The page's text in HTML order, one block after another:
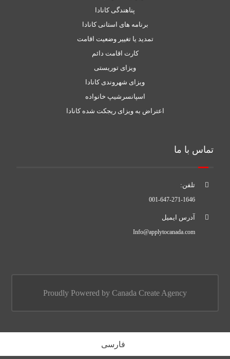
پناهندگی کانادا
برنامه های استانی کانادا
تمدید یا تغییر وضعیت اقامت
کارت اقامت دائم
ویزای توریستی
ویزای شهروندی کانادا
اسپانسرشیپ خانواده
اعتراض به ویزای ریجکت شده کانادا
تماس با ما
تلفن:
001-647-271-1646
آدرس ایمیل
Info@applytocanada.com
Proudly Powered by Canada Create Agency
فارسی